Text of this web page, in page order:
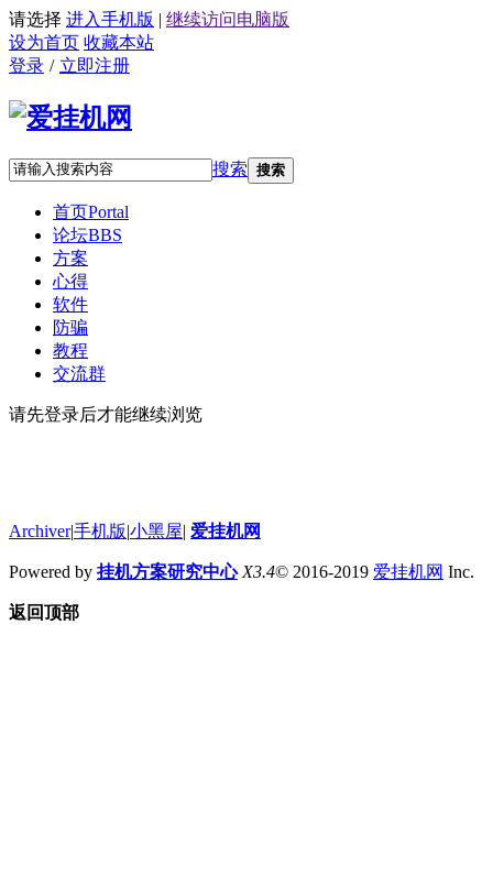
请选择 进入手机版 | 继续访问电脑版
设为首页 收藏本站
登录 / 立即注册
搜索 搜索
首页Portal
论坛BBS
方案
心得
软件
防骗
教程
交流群
请先登录后才能继续浏览
Archiver|手机版|小黑屋| 爱挂机网
Powered by 挂机方案研究中心 X3.4© 2016-2019 爱挂机网 Inc.
返回顶部